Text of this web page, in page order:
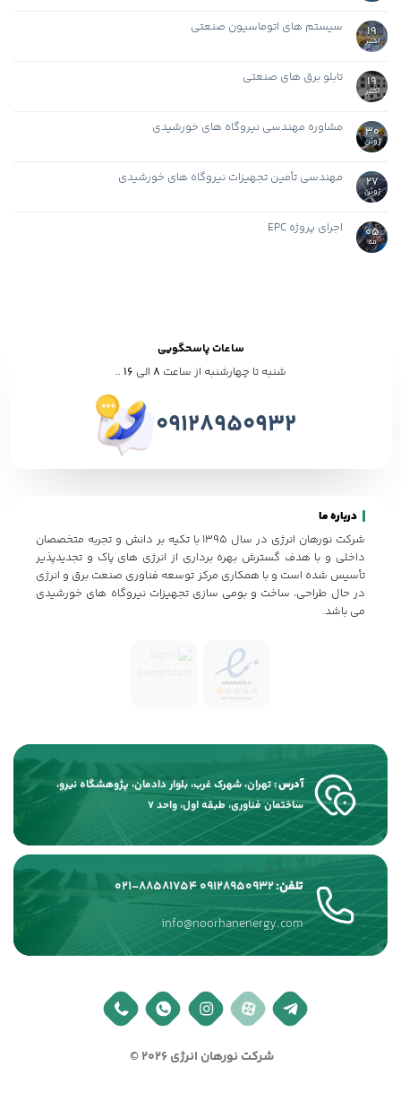
19
اکتبر
سیستم های اتوماسیون صنعتی
19
اکتبر
تابلو برق های صنعتی
30
ژوئن
مشاوره مهندسی نیروگاه های خورشیدی
27
ژوئن
مهندسی تأمین تجهیزات نیروگاه های خورشیدی
05
مه
اجرای پروژه EPC
ساعات پاسحگویی
شنبه تا چهارشنبه از ساعت 8 الی 16
…
09128950932
درباره ما
شرکت نورهان انرژی در سال 1395 با تکیه بر دانش و تجربه متخصصان
داخلی و با هدف گسترش بهره برداری از انرژی های پاک و تجدیدپذیر
تأسیس شده است و با همکاری مرکز توسعه فناوری صنعت برق و انرژی
در حال طراحی، ساخت و بومی سازی تجهیزات نیروگاه های خورشیدی
می باشد.
آدرس :تهران، شهرک غرب، بلوار دادمان، پژوهشگاه نیرو،
ساختمان فناوری، طبقه اول، واحد 7
تلفن:09128950932
021-88581754
info@noorhanenergy.com
شرکت نورهان انرژی 2026 ©